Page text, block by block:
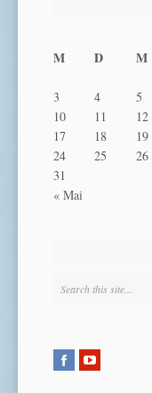
M D M
« Mai
3
4 5
10
11 12
17
18 19
24
25 26
31